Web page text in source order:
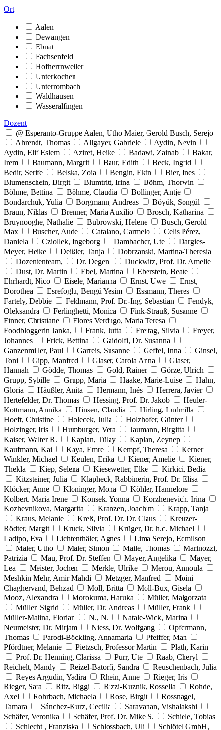
Ort
Aalen
Dewangen
Ebnat
Fachsenfeld
Hofherrnweiler
Unterkochen
Unterrombach
Waldhausen
Wasseralfingen
Dozent
@ Esperanto-Gruppe Aalen, Utho Maier, Gerold Busch, Serejo
Ahrendt, Thomas
Allgayer, Gabriele
Aydin, Nevin
Aydin, Elif Eslem
Aziret, Heike Badawi, Zainab
Bakar,
Irem
Baumann, Margrit Baur, Edith
Beck, Ingrid
Bedir, Serife
Belska, Zoia Bengin, Ekin
Bier, Ines
Blumenschein, Birgit
Blumtritt, Irina
Böhm, Thorwin
Böhme, Bettina
Böhme, Claudia
Bollinger, Antje
Bondarchuk, Yulia
Borgmann, Andreas
Böyük, Songül
Braun, Niklas
Brenner, Maria Auxilio
Brosch, Katharina
Bruynooghe, Nathalie
Bubrowski, Helene
Busch, Gerold
Max
Buscher, Aude Catalano, Carmelo
Celis Pérez,
Daniela
Cziollek, Ingeborg Dambacher, Ute
Dargies-
Meyer, Heike
Deißler, Tanja
Dobrzanski, Martina-Theresia
Dozententeam,
Dr. Degen,
Duckwitz, Prof. Dr. Amelie
Dust, Dr. Martin
Ebel, Martina
Eberstein, Beate
Ehrhardt, Nico
Eisele, Marianna Ernst, Uwe
Ernst,
Dorothea
Esrefoglu, Bengü Yesim
Essmann, Theres
Fartely, Debbie
Feldmann, Prof. Dr.-Ing. Sebastian
Fendyk,
Oleksandra
Ferlinghetti, Monica
Fink-Strauß, Susanne
Finner, Christiane
Flores Verdugo, Maria Teresa
Foodbloggerin Janka,
Frank, Jutta Freitag, Silvia
Freyer,
Johannes
Frick, Bettina
Gaidolfi, Dr. Susanna
Ganzenmiller, Paul
Garreis, Susanne Geffel, Inna
Ginsel,
Toni
Gipp, Manfred Glaser, Carola Anna
Glaser,
Hannah
Gödde, Thomas Gold, Rainer
Görze, Ulrich
Grupp, Sybille
Grupp, Maria Haake, Marie-Luise
Hahn,
Gloria
Häußler, Anita Hermann, Inés
Herrera, Javier
Hertefelder, Dr. Thomas
Hessing, Prof. Dr. Jakob
Heuler-
Kottmann, Annika
Hinsen, Claudia
Hirling, Ludmilla
Hoeft, Christine
Holecek, Julia
Holzhofer, Günter
Holzinger, Iris
Humburger, Vera
Jaumann, Birgitta
Kaiser, Walter R.
Kaplan, Tülay
Kaplan, Zeynep
Kaufmann, Kai
Kaya, Emre Kempf, Theresa
Kerner
Winkler, Michael
Keulen, Erika Kiener, Amelie
Kiener,
Thekla
Kiep, Selena Kiesewetter, Elke
Kirkici, Bedia
Kitzsteiner, Julia
Klapheck, Rabbinerin, Prof. Dr. Elisa
Klöcker, Anne
Kloninger, Mona
Köhler, Hannelore
Kolbert, Maria Irene
Konsek, Yonna
Korzhenevich, Irina
Kozhevnikova, Margarita
Kranzen, Joachim
Krapp, Tanja
Kraus, Melanie
Kreß, Prof. Dr. Dr. Claus
Kreuzer-
Rödter, Margit
Kruck, Silvia
Krüger, Dr. h.c. Michael
Ladipo, Eva
Lichtenthäler, Agnes
Lima Serejo, Edmilson
Maier, Utho
Maier, Simon Maile, Thomas
Marinozzi,
Patrizia
Mau, Prof. Dr. Steffen Mayer, Angelika
Mayer,
Lea
Meister, Jochen Merkle, Ulrike
Merou, Annoula
Meshkin Mehr, Amir Mahdi
Metzger, Manfred
Moini
Chaghervand, Behzad
Moll, Britta
Moll-Bux, Gisela
Mooz, Alexandra
Morokuma, Haruka
Müller, Malgorzata
Müller, Sigrid
Müller, Dr. Andreas
Müller, Frank
Müller-Malina, Florian
N., N.
Natale-Wick, Marina
Neumeister, Dr. Mirjam
Niess, Dr. Wolfgang
Opfermann,
Thomas
Parodi-Böckling, Annamaria
Pfeiffer, Man
Pfördtner, Melanie
Pietzsch, Professor Martin
Plath, Karin
Prof. Dr. Henning, Clarissa
Purr, Ute
Raab, Cheryl
Reichelt, Mandy
Reizel-Batorfi, Sandra
Reuschenbach, Julia
Reyes Argudin, Yadira
Rhein, Anne
Rieger, Iris
Rieger, Sara
Ritz, Biggi Rizzi-Kuznik, Rossella
Rohde,
Axel
Rohrbach, Michaela Rose, Birgit
Rossnagel,
Tamara
Sánchez-Kurz, Cecilia
Saravanan, Vishalakshi
Schäfer, Veronika
Schäfer, Prof. Dr. Mike S.
Schiele, Tobias
Schlecht , Franziska
Schlossbach, Uli Schlötel GmbH,